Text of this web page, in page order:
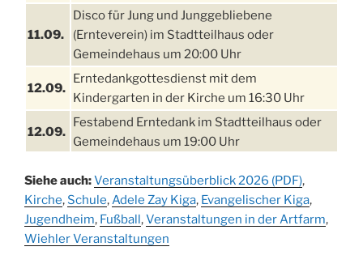
11.09.
Disco für Jung und Junggebliebene
(Ernteverein) im Stadtteilhaus oder
Gemeindehaus um 20:00 Uhr
12.09.
Erntedankgottesdienst mit dem
Kindergarten in der Kirche um 16:30 Uhr
12.09.
Festabend Erntedank im Stadtteilhaus oder
Gemeindehaus um 19:00 Uhr
13.09.
Stadtteilhaus um 14:00 Uhr
19.09.
Schlagerabend im Stadtteilhaus
Drabenderhöhe
Siehe auch:Veranstaltungsüberblick 2026 (PDF),
Kirche, Schule,Adele Zay Kiga, Evangelischer Kiga,
Jugendheim, Fußball,Veranstaltungen in der Artfarm,
Wiehler Veranstaltungen